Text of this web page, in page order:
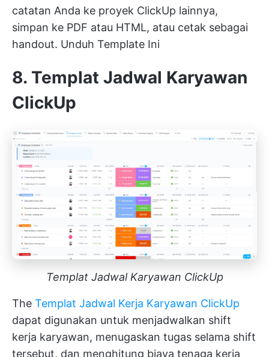
catatan Anda ke proyek ClickUp lainnya,
simpan ke PDF atau HTML, atau cetak sebagai
handout. Unduh Template Ini
8. Templat Jadwal Karyawan
ClickUp
Templat Jadwal Karyawan ClickUp
The Templat Jadwal Kerja Karyawan ClickUp
dapat digunakan untuk menjadwalkan shift
kerja karyawan, menugaskan tugas selama shift
tersebut, dan menghitung biaya tenaga kerja